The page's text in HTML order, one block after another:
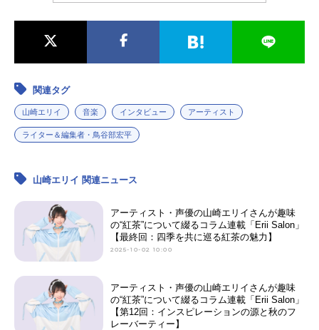
関連タグ
山崎エリイ 音楽 インタビュー アーティスト
ライター＆編集者・鳥谷部宏平
山崎エリイ 関連ニュース
アーティスト・声優の山崎エリイさんが趣味
の“紅茶”について綴るコラム連載「Erii Salon」
【最終回：四季を共に巡る紅茶の魅力】
2025-10-02 10:00
アーティスト・声優の山崎エリイさんが趣味
の“紅茶”について綴るコラム連載「Erii Salon」
【第12回：インスピレーションの源と秋のフ
レーバーティー】